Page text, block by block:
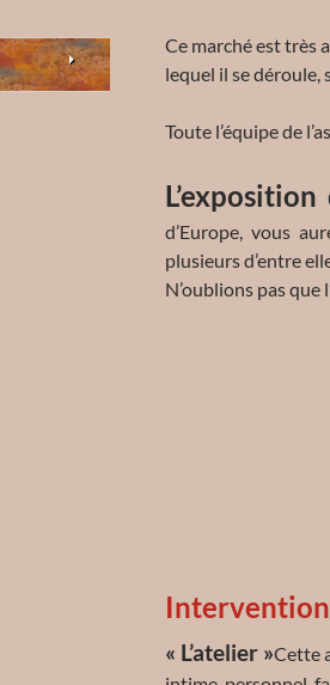
Ce marché est très
lequel il se déroule,
Toute l’équipe de
d’Europe, vous
plusieurs d’entre
N’oublions pas
« L’atelier »Cette